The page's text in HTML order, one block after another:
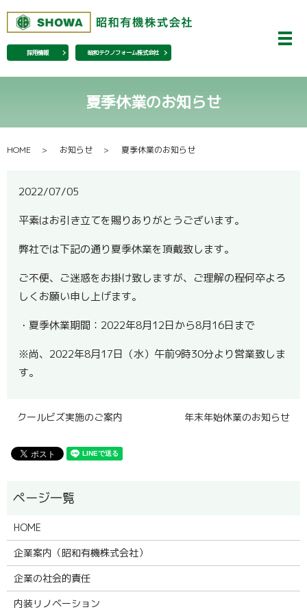
メ
夏季休業のお知らせ
HOME お知らせ 夏季休業のお知らせ
2022/07/05
平素はお引き立てを賜りありがとうございます。
弊社では下記の通り夏季休業を頂戴致します。
ご不便、ご迷惑をお掛け致しますが、ご理解の程何卒よろ
しくお願い申し上げます。
・夏季休業期間：2022年8月12日から8月16日まで
※尚、2022年8月17日（水）午前9時30分より営業致しま
す。
クールビズ実施のご案内 年末年始休業のお知らせ
HOME
企業案内（昭和有機株式会社）
企業の社会的責任
内装リノベーション